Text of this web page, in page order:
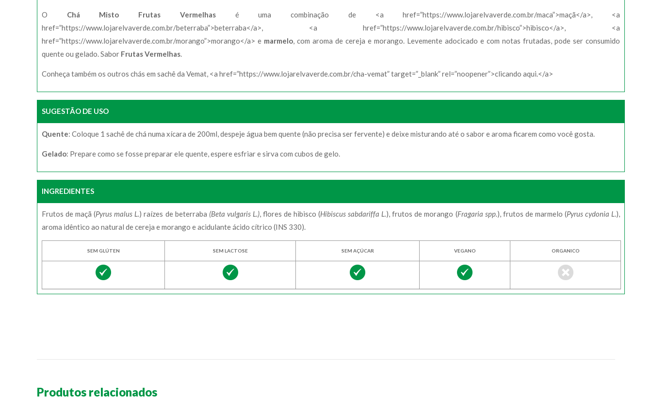
O Chá Misto Frutas Vermelhasé uma combinação de <a href=”https://www.lojarelvaverde.com.br/maca”>maçã</a>, <a
href=”https://www.lojarelvaverde.com.br/beterraba”>beterraba</a>, <a href=”https://www.lojarelvaverde.com.br/hibisco”>hibisco</a>, <a
href=”https://www.lojarelvaverde.com.br/morango”>morango</a> e marmelo, com aroma de cereja e morango. Levemente adocicado e com notas frutadas, pode ser consumido
quente ou gelado. Sabor Frutas Vermelhas.
Conheça também os outros chás em sachê da Vemat, <a href=”https://www.lojarelvaverde.com.br/cha-vemat” target=”_blank” rel=”noopener”>clicando aqui.</a>
SUGESTÃO DE USO
Quente: Coloque 1 sachê de chá numa xícara de 200ml, despeje água bem quente (não precisa ser fervente) e deixe misturando até o sabor e aroma ficarem como você gosta.
Gelado: Prepare como se fosse preparar ele quente, espere esfriar e sirva com cubos de gelo.
INGREDIENTES
Frutos de maçã (Pyrus malus L.) raízes de beterraba (Beta vulgaris L.), flores de hibisco (Hibiscus sabdariffa L.), frutos de morango (Fragaria spp.), frutos de marmelo (Pyrus cydonia L.),
aroma idêntico ao natural de cereja e morango e acidulante ácido cítrico (INS 330).
SEM GLÚTEN SEM LACTOSE SEM AÇÚCAR VEGANO ORGANICO
Produtos relacionados